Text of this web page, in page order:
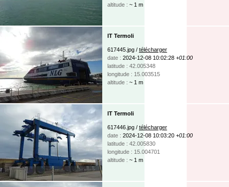
altitude : ~ 1 m
IT Termoli
617445.jpg / télécharger
date : 2024-12-08 10:02:28 +01:00
latitude : 42.005348
longitude : 15.003515
altitude : ~ 1 m
IT Termoli
617446.jpg / télécharger
date : 2024-12-08 10:03:20 +01:00
latitude : 42.005830
longitude : 15.004701
altitude : ~ 1 m